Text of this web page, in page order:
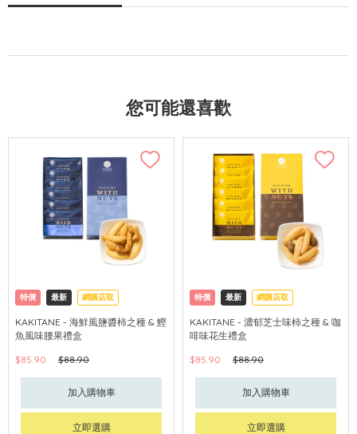
您可能還喜歡
特價 最新 網購店取
KAKITANE - 海鮮風鹽醬柿之種 & 鰹
魚風味腰果禮盒
$85.90
$88.90
加入購物車
立即選購
特價 最新 網購店取
KAKITANE - 濃郁芝士味柿之種 & 咖
啡味花生禮盒
$85.90
$88.90
加入購物車
立即選購